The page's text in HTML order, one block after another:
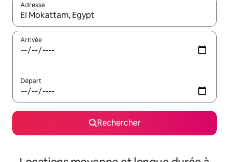
Adresse
Lorsque les résultats s'affichent, utilisez les flèches vers le
Arrivée
Départ
Rechercher